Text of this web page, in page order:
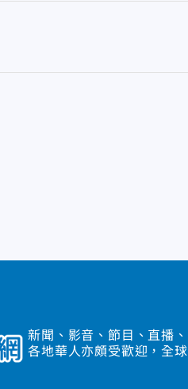
新聞、影音、節目、直播
各地華人亦頗受歡迎，全